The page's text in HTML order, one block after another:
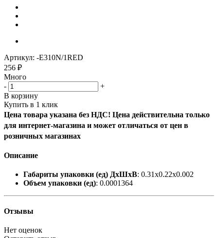
Артикул: -E310N/1RED
256 ₽
Много
-
+
В корзину
Купить в 1 клик
Цена товара указана без НДС! Цена действительна только
для интернет-магазина и может отличаться от цен в
розничных магазинах
Описание
Габариты упаковки (ед) ДхШхВ: 0.31x0.22x0.002
Объем упаковки (ед): 0.0001364
Отзывы
Нет оценок